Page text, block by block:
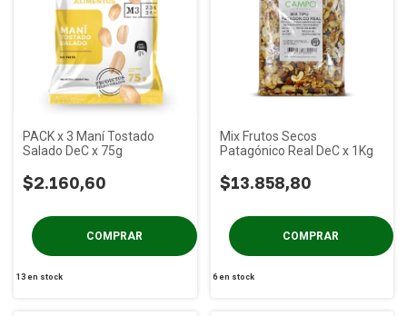
PACK x 3 Maní Tostado
Salado DeC x 75g
$2.160,60
13en stock
Mix Frutos Secos
Patagónico Real DeC x 1Kg
$13.858,80
6en stock